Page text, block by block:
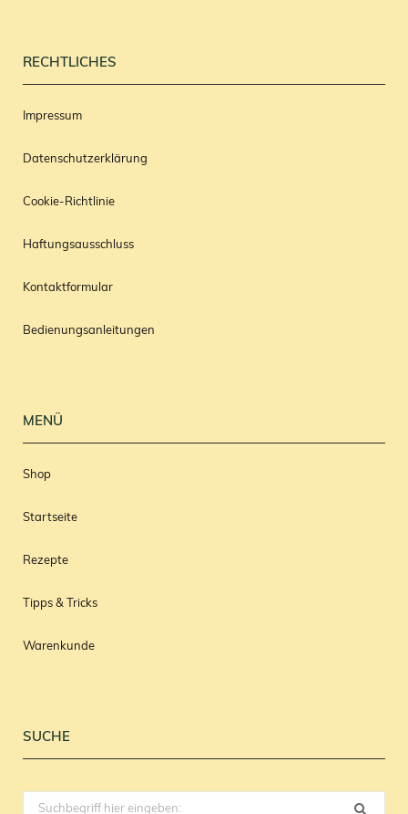
RECHTLICHES
Impressum
Datenschutzerklärung
Cookie-Richtlinie
Haftungsausschluss
Kontaktformular
Bedienungsanleitungen
MENÜ
Shop
Startseite
Rezepte
Tipps & Tricks
Warenkunde
SUCHE
Search